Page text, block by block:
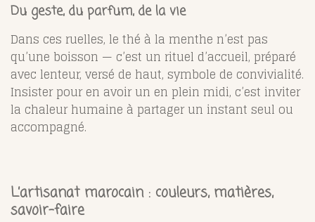
Du geste, du parfum, de la vie
Dans ces ruelles, le thé à la menthe n’est pas
qu’une boisson — c’est un rituel d’accueil, préparé
avec lenteur, versé de haut, symbole de convivialité.
Insister pour en avoir un en plein midi, c’est inviter
la chaleur humaine à partager un instant seul ou
accompagné.
L’artisanat marocain : couleurs, matières,
savoir-faire